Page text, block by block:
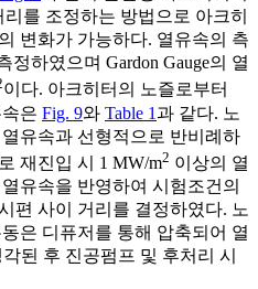
를 조정하는 방법으로 아크히
변화가 가능하다. 열유속의 측
정하였으며 Gardon Gauge의 열
이다. 아크히터의 노즐로부터
은 Fig. 9와 Table 1과 같다. 노
유속과 선형적으로 반비례하
재진입 시 1 MW/m2 이상의 열
유속을 반영하여 시험조건의
편 사이 거리를 결정하였다. 노
은 디퓨저를 통해 압축되어 열
된 후 진공펌프 및 후처리 시